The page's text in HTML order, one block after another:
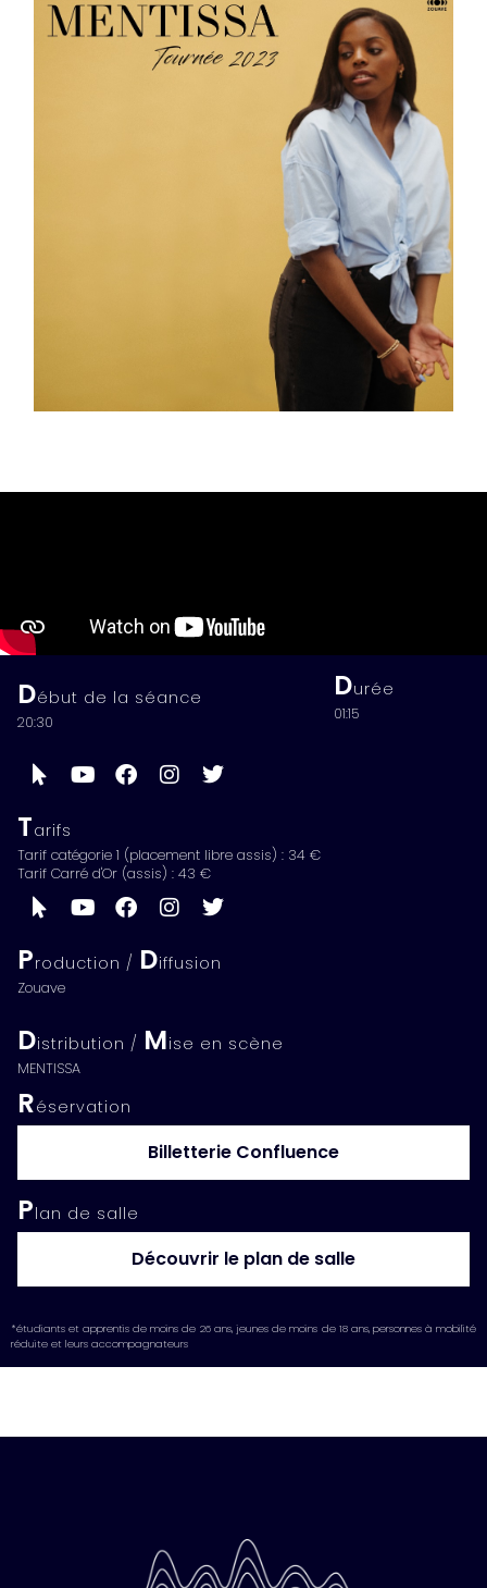
Début de la séance
20:30
Durée
01:15
Tarifs
Tarif catégorie 1 (placement libre assis) : 34 €
Tarif Carré d'Or (assis) : 43 €
Production / Diffusion
Zouave
Distribution / Mise en scène
MENTISSA
Réservation
Billetterie Confluence
Plan de salle
Découvrir le plan de salle
*étudiants et apprentis de moins de 26 ans, jeunes de moins de 18 ans, personnes à mobilité
réduite et leurs accompagnateurs